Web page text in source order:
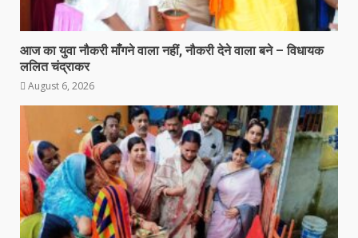
आज का युवा नौकरी माँगने वाला नहीं, नौकरी देने वाला बने – विधायक
ललित चंद्राकर
August 6, 2026